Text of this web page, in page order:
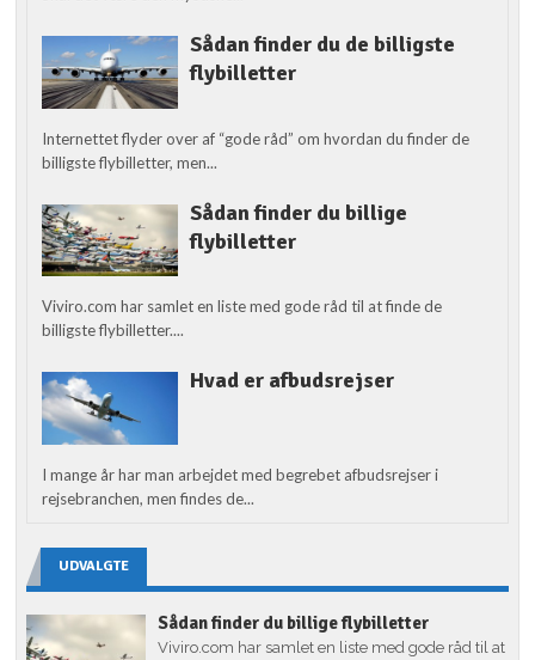
Sådan finder du de billigste
flybilletter
Internettet flyder over af “gode råd” om hvordan du finder de
billigste flybilletter, men...
Sådan finder du billige
flybilletter
Viviro.com har samlet en liste med gode råd til at finde de
billigste flybilletter....
Hvad er afbudsrejser
I mange år har man arbejdet med begrebet afbudsrejser i
rejsebranchen, men findes de...
UDVALGTE
Sådan finder du billige flybilletter
Viviro.com har samlet en liste med gode råd til at